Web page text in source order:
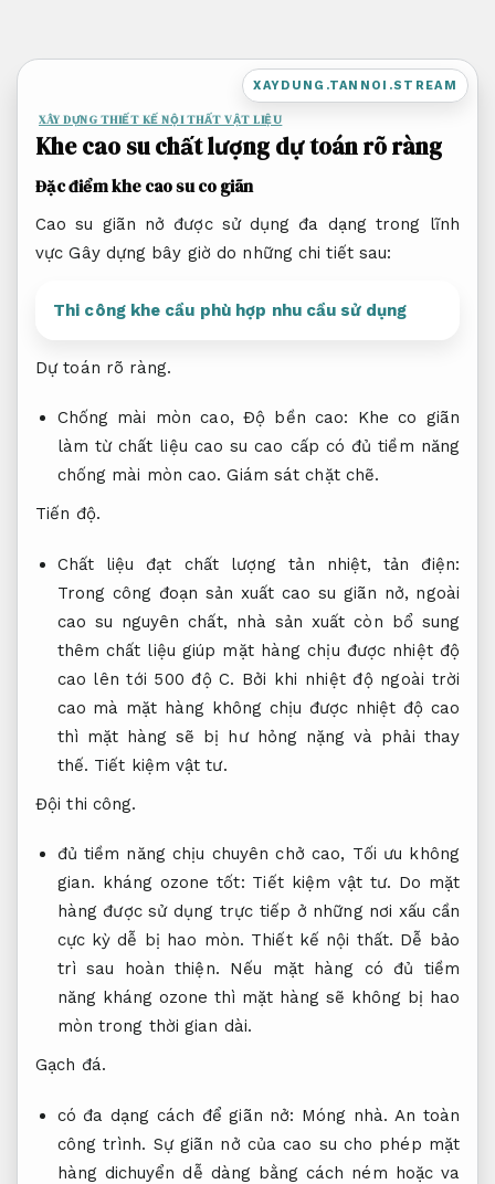
nội
XAYDUNG.TANNOI.STREAM
XÂY DỰNG THIẾT KẾ NỘI THẤT VẬT LIỆU
Khe cao su chất lượng dự toán rõ ràng
Đặc điểm khe cao su co giãn
Cao su giãn nở được sử dụng đa dạng trong lĩnh
vực Gây dựng bây giờ do những chi tiết sau:
Thi công khe cầu phù hợp nhu cầu sử dụng
Dự toán rõ ràng.
Chống mài mòn cao, Độ bền cao: Khe co giãn
làm từ chất liệu cao su cao cấp có đủ tiềm năng
chống mài mòn cao.Giám sát chặt chẽ.
Tiến độ.
Chất liệu đạt chất lượng tản nhiệt, tản điện:
Trong công đoạn sản xuất cao su giãn nở, ngoài
cao su nguyên chất, nhà sản xuất còn bổ sung
thêm chất liệu giúp mặt hàng chịu được nhiệt độ
cao lên tới 500 độ C. Bởi khi nhiệt độ ngoài trời
cao mà mặt hàng không chịu được nhiệt độ cao
thì mặt hàng sẽ bị hư hỏng nặng và phải thay
thế. Tiết kiệm vật tư.
Đội thi công.
đủ tiềm năng chịu chuyên chở cao, Tối ưu không
gian. kháng ozone tốt: Tiết kiệm vật tư. Do mặt
hàng được sử dụng trực tiếp ở những nơi xấu cần
cực kỳ dễ bị hao mòn. Thiết kế nội thất. Dễ bảo
trì sau hoàn thiện. Nếu mặt hàng có đủ tiềm
năng kháng ozone thì mặt hàng sẽ không bị hao
mòn trong thời gian dài.
Gạch đá.
có đa dạng cách để giãn nở: Móng nhà. An toàn
công trình. Sự giãn nở của cao su cho phép mặt
hàng dichuyển dễ dàng bằng cách ném hoặc va